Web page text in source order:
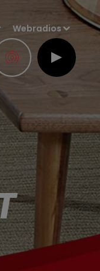
Webradios